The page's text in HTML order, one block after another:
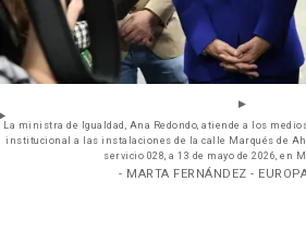
La ministra de Igualdad, Ana Redondo, atiende a los
institucional a las instalaciones de la calle Marqués de
servicio 028, a 13 de mayo de 2026, en
- MARTA FERNÁNDEZ -